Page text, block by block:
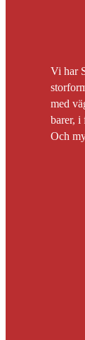
Vi har
med
barer, i
Och